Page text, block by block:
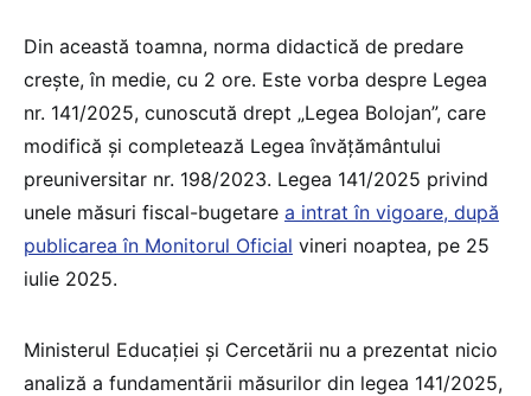
Din această toamna, norma didactică de predare
crește, în medie, cu 2 ore. Este vorba despre Legea
nr. 141/2025, cunoscută drept „Legea Bolojan”, care
modifică și completează Legea învățământului
preuniversitar nr. 198/2023. Legea 141/2025 privind
unele măsuri fiscal-bugetare a intrat în vigoare, după
publicarea în Monitorul Oficial vineri noaptea, pe 25
iulie 2025.
Ministerul Educației și Cercetării nu a prezentat nicio
analiză a fundamentării măsurilor din legea 141/2025,